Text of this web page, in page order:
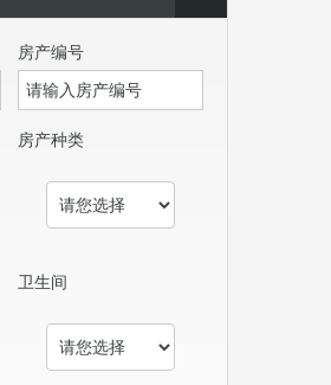
房产编号
房产种类
卫生间